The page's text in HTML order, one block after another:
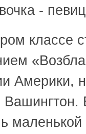
-
классе
Америки,